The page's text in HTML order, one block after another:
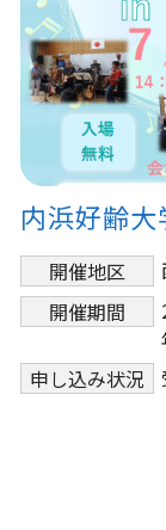
内浜好齢大
開催地区
開催期間
申し込み状況